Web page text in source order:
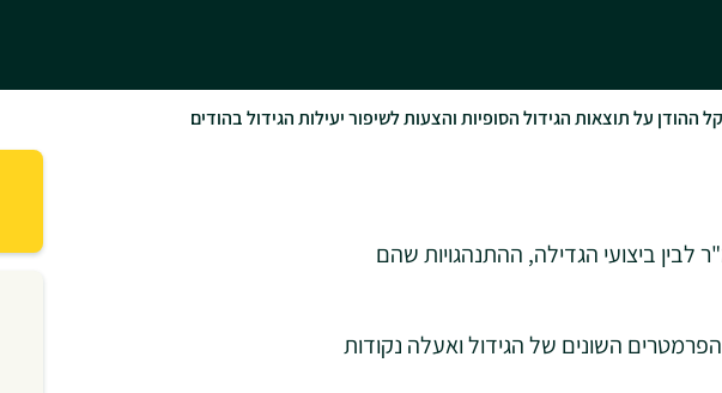
ההודן על תוצאות הגידול הסופיות והצעות לשיפור יעילות הגידול בהודים
לבין ביצועי הגדילה, ההתנהגויות שהם
השונים של הגידול ואעלה נקודות